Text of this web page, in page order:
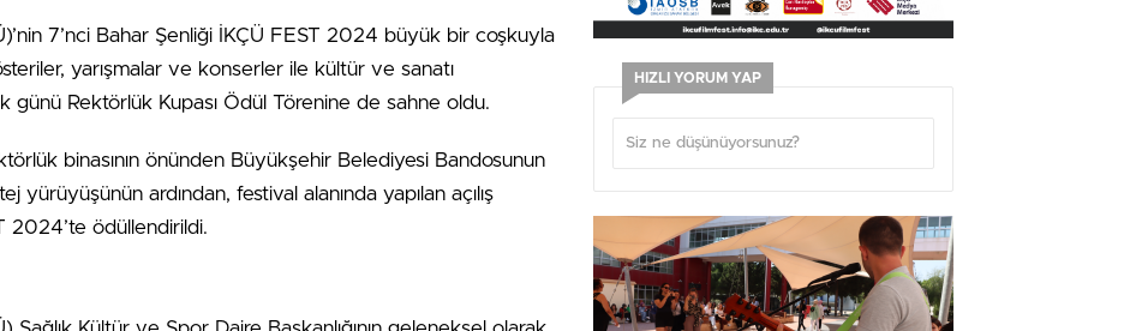
7’nci Bahar Şenliği İKÇÜ FEST 2024 büyük bir coşkuyla
yarışmalar ve konserler ile kültür ve sanatı
günü Rektörlük Kupası Ödül Törenine de sahne oldu.
binasının önünden Büyükşehir Belediyesi Bandosunun
yürüyüşünün ardından, festival alanında yapılan açılış
2024’te ödüllendirildi.
HIZLI YORUM YAP